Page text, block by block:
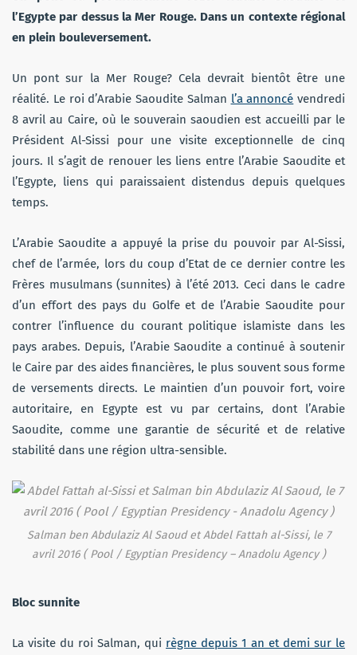
l’Egypte par dessus la Mer Rouge. Dans un contexte régional
en plein bouleversement.
Un pont sur la Mer Rouge? Cela devrait bientôt être une
réalité. Le roi d’Arabie Saoudite Salman l’a annoncé vendredi
8 avril au Caire, où le souverain saoudien est accueilli par le
Président Al-Sissi pour une visite exceptionnelle de cinq
jours. Il s’agit de renouer les liens entre l’Arabie Saoudite et
l’Egypte, liens qui paraissaient distendus depuis quelques
temps.
L’Arabie Saoudite a appuyé la prise du pouvoir par Al-Sissi,
chef de l’armée, lors du coup d’Etat de ce dernier contre les
Frères musulmans (sunnites) à l’été 2013. Ceci dans le cadre
d’un effort des pays du Golfe et de l’Arabie Saoudite pour
contrer l’influence du courant politique islamiste dans les
pays arabes. Depuis, l’Arabie Saoudite a continué à soutenir
le Caire par des aides financières, le plus souvent sous forme
de versements directs. Le maintien d’un pouvoir fort, voire
autoritaire, en Egypte est vu par certains, dont l’Arabie
Saoudite, comme une garantie de sécurité et de relative
stabilité dans une région ultra-sensible.
Salman ben Abdulaziz Al Saoud et Abdel Fattah al-Sissi, le 7
avril 2016 ( Pool / Egyptian Presidency – Anadolu Agency)
Bloc sunnite
La visite du roi Salman, qui règne depuis 1 an et demi sur le